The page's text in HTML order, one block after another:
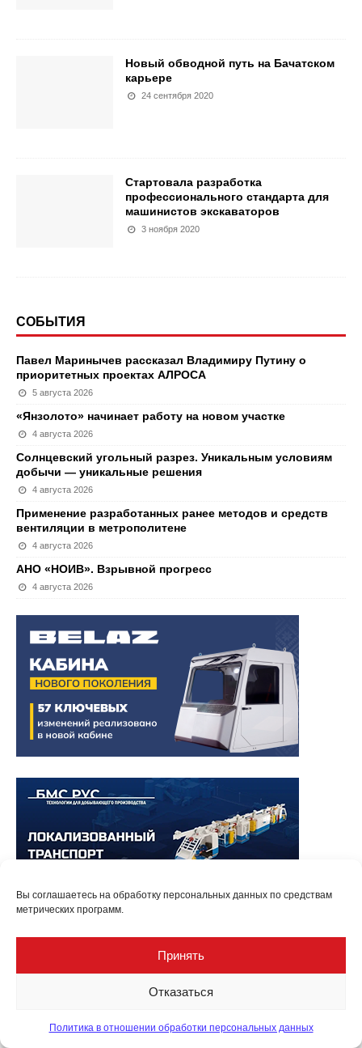
Вы соглашаетесь на обработку персональных данных по средствам
метрических программ.
Принять
Отказаться
Политика в отношении обработки персональных данных
Новый обводной путь на Бачатском
карьере
24 сентября 2020
Стартовала разработка
профессионального стандарта для
машинистов экскаваторов
3 ноября 2020
СОБЫТИЯ
Павел Маринычев рассказал Владимиру Путину о
приоритетных проектах АЛРОСА
5 августа 2026
«Янзолото» начинает работу на новом участке
4 августа 2026
Солнцевский угольный разрез. Уникальным условиям
добычи — уникальные решения
4 августа 2026
Применение разработанных ранее методов и средств
вентиляции в метрополитене
4 августа 2026
АНО «НОИВ». Взрывной прогресс
4 августа 2026